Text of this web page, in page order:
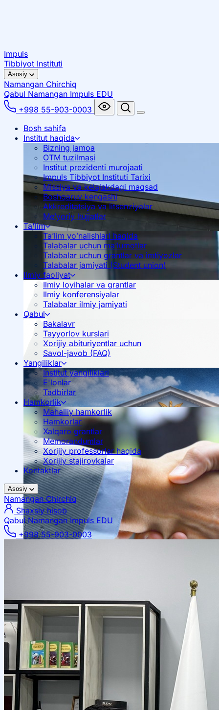
Impuls
Tibbiyot Instituti
Asosiy
Namangan Chirchiq
Qabul Namangan Impuls EDU
+998 55-903-0003
Bosh sahifa
Institut haqida
Bizning jamoa
OTM tuzilmasi
Institut prezidenti murojaati
Impuls Tibbiyot Instituti Tarixi
Missiya va kelajakdagi maqsad
Boshqaruv kengashi
Akkreditatsiya va litsenziyalar
Me’yoriy hujjatlar
Ta'lim
Ta’lim yoʻnalishlari haqida
Talabalar uchun ma’lumotlar
Talabalar uchun grantlar va imtiyozlar
Talabalar jamiyati (Student union)
Ilmiy faoliyat
Ilmiy loyihalar va grantlar
Ilmiy konferensiyalar
Talabalar ilmiy jamiyati
Qabul
Bakalavr
Tayyorlov kurslari
Xorijiy abituriyentlar uchun
Savol-javob (FAQ)
Yangiliklar
Institut yangiliklari
E'lonlar
Tadbirlar
Hamkorlik
Mahalliy hamkorlik
Mahalliy hamkorlik
Hamkorlar
Xalqaro grantlar
Memorandumlar
Xorijiy professorlar haqida
Xorijiy stajirovkalar
Kontaktlar
Asosiy
NamanganChirchiq
Shaxsiy hisob
Qabul Namangan Impuls EDU
+998 55-903-0003